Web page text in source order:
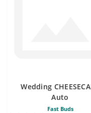
Wedding
Auto
Fast Buds